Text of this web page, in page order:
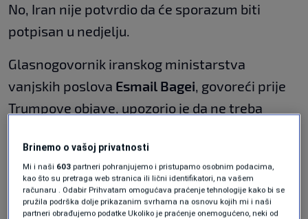
No, Iran nije potvrdio da će sporazum biti
potpisan u nedjelju.
Glasnogovornik iranskog ministarstva
vanjskih poslova Esmail Bagei, govoreći prije
Trumpove objave, upozorio je da ne treba
državni mediji citirali rekavši: "To neće biti
sutra", već bi se moglo dogoditi "sljedećih
dana".
Brinemo o vašoj privatnosti
Mi i naši 603 partneri pohranjujemo i pristupamo osobnim podacima,
kao što su pretraga web stranica ili lični identifikatori, na vašem
računaru . Odabir Prihvatam omogućava praćenje tehnologije kako bi se
pružila podrška dolje prikazanim svrhama na osnovu kojih mi i naši
partneri obrađujemo podatke Ukoliko je praćenje onemogućeno, neki od